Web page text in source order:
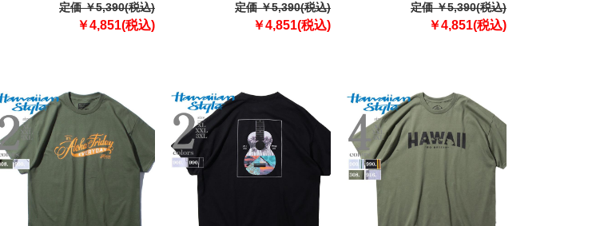
ョン 半袖 プリント Tシャツ USA直輸
定価 ￥5,390(税込)
￥4,851(税込)
ョン 半袖 プリント Tシャツ USA直輸
定価 ￥5,390(税込)
￥4,851(税込)
リント Tシャツ USA直輸入
定価 ￥5,390(税込)
￥4,851(税込)